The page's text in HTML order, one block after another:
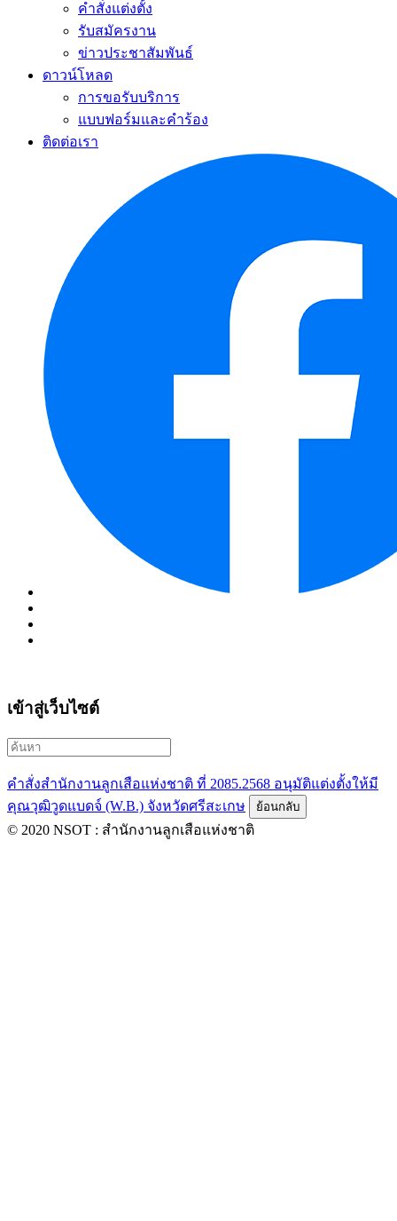
คำสั่งแต่งตั้ง
รับสมัครงาน
ข่าวประชาสัมพันธ์
ดาวน์โหลด
การขอรับบริการ
แบบฟอร์มและคำร้อง
ติดต่อเรา
เข้าสู่เว็บไซต์
คำสั่งสำนักงานลูกเสือแห่งชาติ ที่ 2085.2568 อนุมัติแต่งตั้งให้มี
คุณวุฒิวูดแบดจ์ (W.B.) จังหวัดศรีสะเกษ
© 2020 NSOT : สำนักงานลูกเสือแห่งชาติ